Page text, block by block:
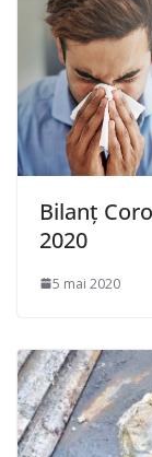
Bilanț
2020
5 mai 2020